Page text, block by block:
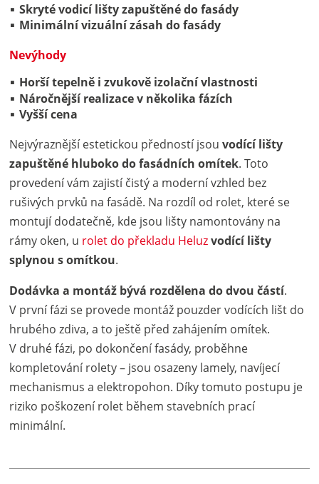
Skryté vodicí lišty zapuštěné do fasády
Minimální vizuální zásah do fasády
Nevýhody
Horší tepelně i zvukově izolační vlastnosti
Náročnější realizace v několika fázích
Vyšší cena
Nejvýraznější estetickou předností jsouvodící lišty
zapuštěné hluboko do fasádních omítek. Toto
provedení vám zajistí čistý a moderní vzhled bez
rušivých prvků na fasádě. Na rozdíl od rolet, které se
montují dodatečně, kde jsou lišty namontovány na
rámy oken, u rolet do překladu Heluz vodící lišty
splynou s omítkou.
Dodávka a montáž bývá rozdělena do dvou částí.
V první fázi se provede montáž pouzder vodících lišt do
hrubého zdiva, a to ještě před zahájením omítek.
V druhé fázi, po dokončení fasády, proběhne
kompletování rolety – jsou osazeny lamely, navíjecí
mechanismus a elektropohon. Díky tomuto postupu je
riziko poškození rolet během stavebních prací
minimální.